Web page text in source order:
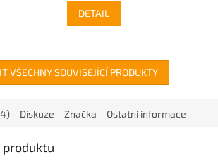
DETAIL
VŠECHNY SOUVISEJÍCÍ PRODUKTY
Diskuze Značka Ostatní informace
produktu